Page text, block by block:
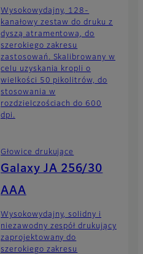
Wysokowydajny, 128-
kanałowy zestaw do druku z
dyszą atramentową, do
szerokiego zakresu
zastosowań. Skalibrowany w
celu uzyskania kropli o
wielkości 50 pikolitrów, do
stosowania w
rozdzielczościach do 600
dpi.
Głowice drukujące
Galaxy JA 256/30
AAA
Wysokowydajny, solidny i
niezawodny zespół drukujący
zaprojektowany do
szerokiego zakresu